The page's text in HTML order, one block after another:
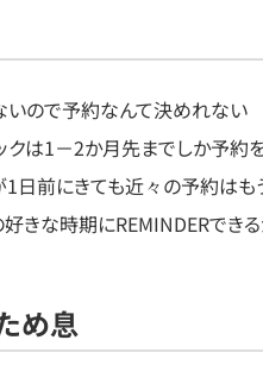
いので予約なんて決めれない
クは1－2か月先までしか予約
1日前にきても近々の予約はも
好きな時期にREMINDERでき
め息